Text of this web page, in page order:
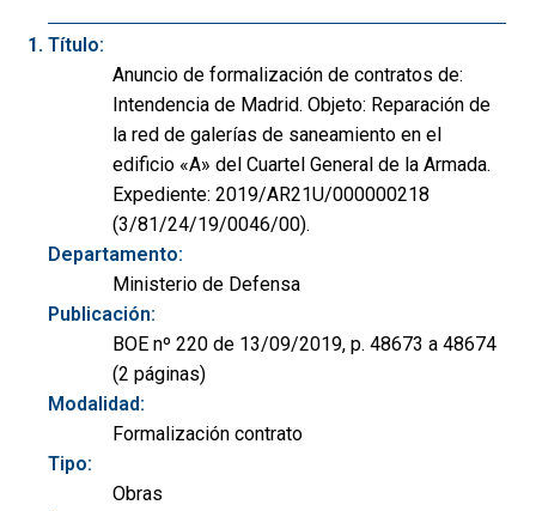
Título:
Anuncio de formalización de contratos de:
Intendencia de Madrid. Objeto: Reparación de
la red de galerías de saneamiento en el
edificio «A» del Cuartel General de la Armada.
Expediente: 2019/AR21U/000000218
(3/81/24/19/0046/00).
Departamento:
Ministerio de Defensa
Publicación:
BOE nº 220 de 13/09/2019, p. 48673 a 48674
(2 páginas)
Modalidad:
Formalización contrato
Tipo:
Obras